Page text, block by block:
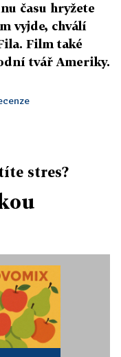
času hryžete
vyjde, chválí
Film také
tvář Ameriky.
stres?